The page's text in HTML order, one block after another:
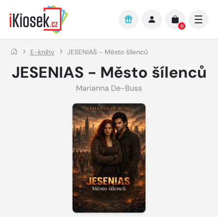
Přejít na hlavní obsah
0
E-knihy JESENIAS - Město šílenců
JESENIAS - Město šílenců
Marianna De-Buss